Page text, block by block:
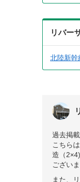
リバー
北陸新幹
過去掲
こちら
造（
ございま
また、